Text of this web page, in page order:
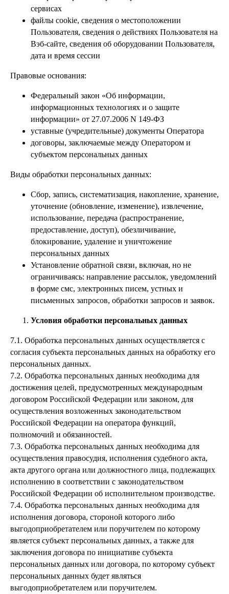
сервисах
файлы cookie, сведения о местоположении
Пользователя, сведения о действиях Пользователя на
Вэб-сайте, сведения об оборудовании Пользователя,
дата и время сессии
Правовые основания:
Федеральный закон «Об информации,
информационных технологиях и о защите
информации» от 27.07.2006 N 149-ФЗ
уставные (учредительные) документы Оператора
договоры, заключаемые между Оператором и
субъектом персональных данных
Виды обработки персональных данных:
Сбор, запись, систематизация, накопление, хранение,
уточнение (обновление, изменение), извлечение,
использование, передача (распространение,
предоставление, доступ), обезличивание,
блокирование, удаление и уничтожение
персональных данных
Установление обратной связи, включая, но не
ограничиваясь: направление рассылок, уведомлений
в форме смс, электронных писем, устных и
письменных запросов, обработки запросов и заявок.
Условия обработки персональных данных
7.1. Обработка персональных данных осуществляется с
согласия субъекта персональных данных на обработку его
персональных данных.
7.2. Обработка персональных данных необходима для
достижения целей, предусмотренных международным
договором Российской Федерации или законом, для
осуществления возложенных законодательством
Российской Федерации на оператора функций,
полномочий и обязанностей.
7.3. Обработка персональных данных необходима для
осуществления правосудия, исполнения судебного акта,
акта другого органа или должностного лица, подлежащих
исполнению в соответствии с законодательством
Российской Федерации об исполнительном производстве.
7.4. Обработка персональных данных необходима для
исполнения договора, стороной которого либо
выгодоприобретателем или поручителем по которому
является субъект персональных данных, а также для
заключения договора по инициативе субъекта
персональных данных или договора, по которому субъект
персональных данных будет являться
выгодоприобретателем или поручителем.